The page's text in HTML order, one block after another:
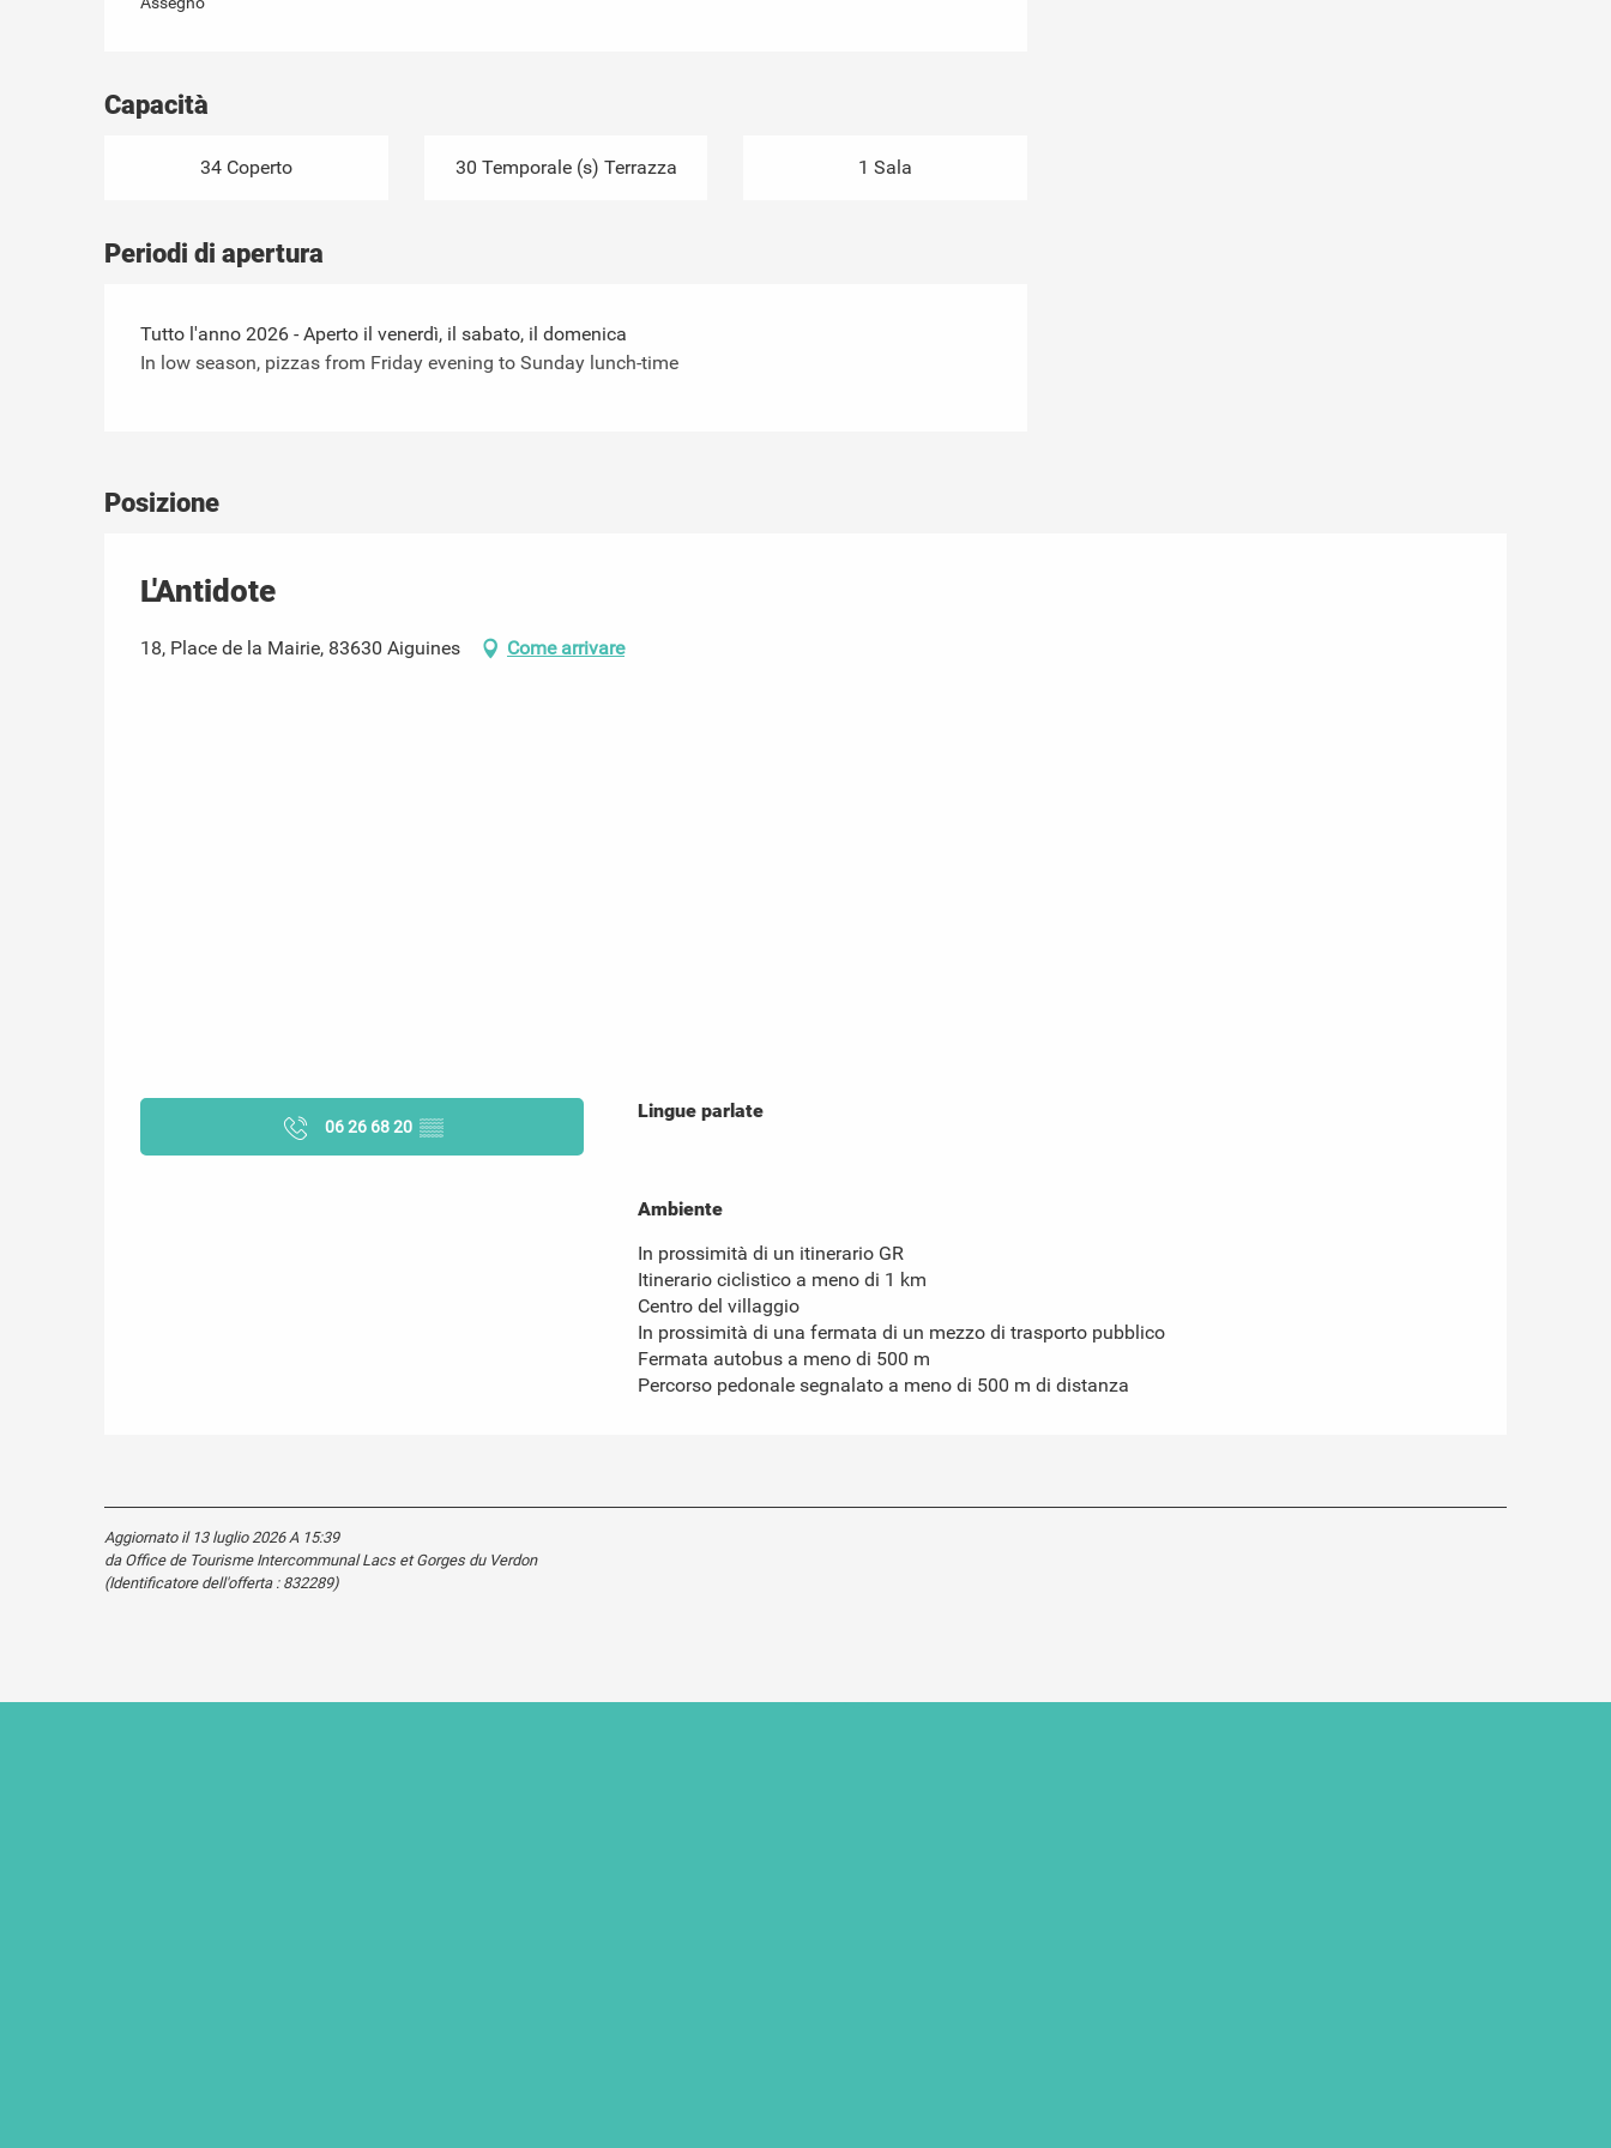
Capacità
34 Coperto 30 Temporale (s) Terrazza 1 Sala
Periodi di apertura
Tutto l'anno 2026 - Aperto il venerdì, il sabato, il domenica
In low season, pizzas from Friday evening to Sunday lunch-time
Posizione
L'Antidote
18, Place de la Mairie, 83630 Aiguines Come arrivare
06 26 68 20 ▒▒
Lingue parlate
Lingue parlate
Ambiente
Ambiente
In prossimità di un itinerario GR
Itinerario ciclistico a meno di 1 km
Centro del villaggio
In prossimità di una fermata di un mezzo di trasporto pubblico
Fermata autobus a meno di 500 m
Percorso pedonale segnalato a meno di 500 m di distanza
Aggiornato il 13 luglio 2026 A 15:39
da Office de Tourisme Intercommunal Lacs et Gorges du Verdon
(Identificatore dell'offerta : 832289)